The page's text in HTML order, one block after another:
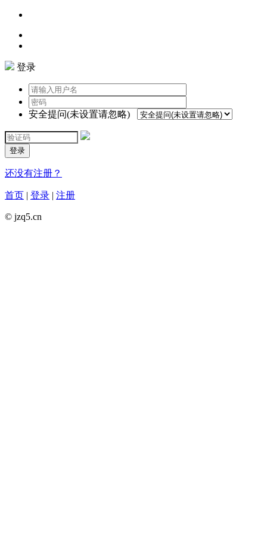
登录
安全提问(未设置请忽略)
登录
还没有注册？
首页 | 登录 | 注册
© jzq5.cn